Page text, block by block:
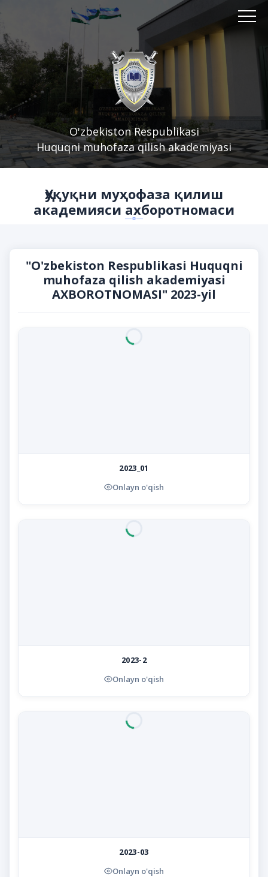
O'zbekiston Respublikasi
Huquqni muhofaza qilish akademiyasi
Ҳуқуқни муҳофаза қилиш
академияси ахборотномаси
"O'zbekiston Respublikasi Huquqni
muhofaza qilish akademiyasi
AXBOROTNOMASI" 2023-yil
2023_01
Onlayn o'qish
2023-2
Onlayn o'qish
2023-03
Onlayn o'qish